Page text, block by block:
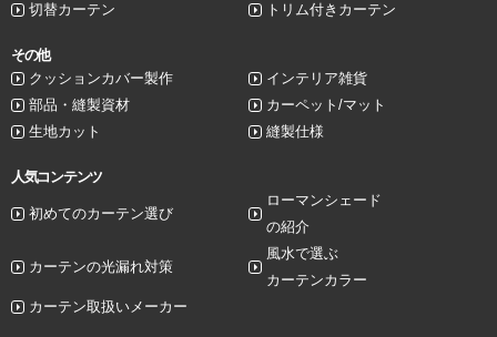
切替カーテン トリム付きカーテン
その他
クッションカバー製作
インテリア雑貨
部品・縫製資材
カーペット/マット
生地カット
縫製仕様
人気コンテンツ
初めてのカーテン選び
ローマンシェード
の紹介
カーテンの光漏れ対策
風水で選ぶ
カーテンカラー
カーテン取扱いメーカー